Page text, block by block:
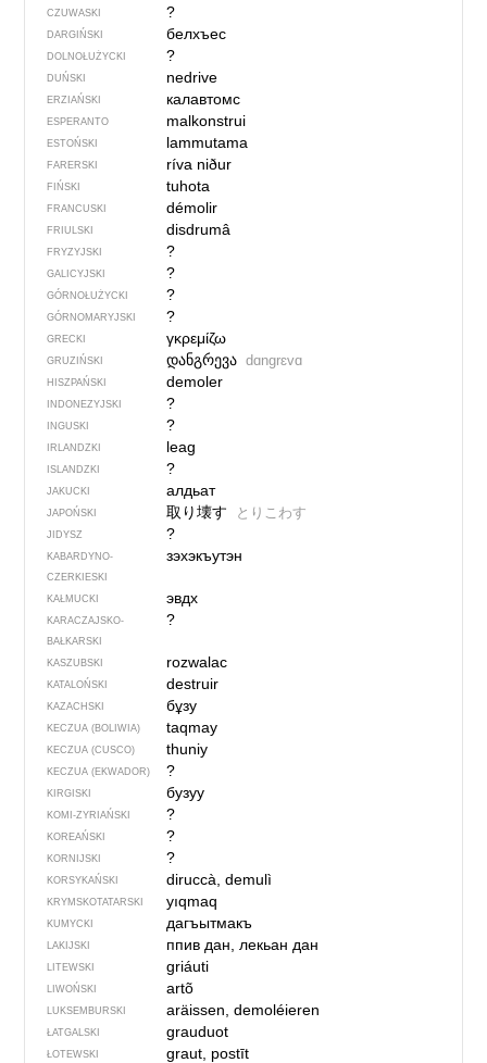
CZUWASKI ?
DARGIŃSKI белхъес
DOLNOŁUŻYCKI ?
DUŃSKI nedrive
ERZIAŃSKI калавтомс
ESPERANTO malkonstrui
ESTOŃSKI lammutama
FARERSKI ríva niður
FIŃSKI tuhota
FRANCUSKI démolir
FRIULSKI disdrumâ
FRYZYJSKI ?
GALICYJSKI ?
GÓRNOŁUŻYCKI ?
GÓRNOMARYJSKI ?
GRECKI γκρεμίζω
GRUZIŃSKI დანგრევა dɑngrɛvɑ
HISZPAŃSKI demoler
INDONEZYJSKI ?
INGUSKI ?
IRLANDZKI leag
ISLANDZKI ?
JAKUCKI алдьат
JAPOŃSKI 取り壊す とりこわす
JIDYSZ ?
KABARDYNO-
CZERKIESKI
зэхэкъутэн
KAŁMUCKI эвдх
KARACZAJSKO-
BAŁKARSKI
?
KASZUBSKI rozwalac
KATALOŃSKI destruir
KAZACHSKI бұзу
KECZUA (BOLIWIA) taqmay
KECZUA (CUSCO) thuniy
KECZUA (EKWADOR) ?
KIRGISKI бузуу
KOMI-ZYRIAŃSKI ?
KOREAŃSKI ?
KORNIJSKI ?
KORSYKAŃSKI diruccà, demulì
KRYMSKOTATARSKI yıqmaq
KUMYCKI дагъытмакъ
LAKIJSKI ппив дан, лекьан дан
LITEWSKI griáuti
LIWOŃSKI artõ
LUKSEMBURSKI aräissen, demoléieren
ŁATGALSKI grauduot
ŁOTEWSKI graut, postīt